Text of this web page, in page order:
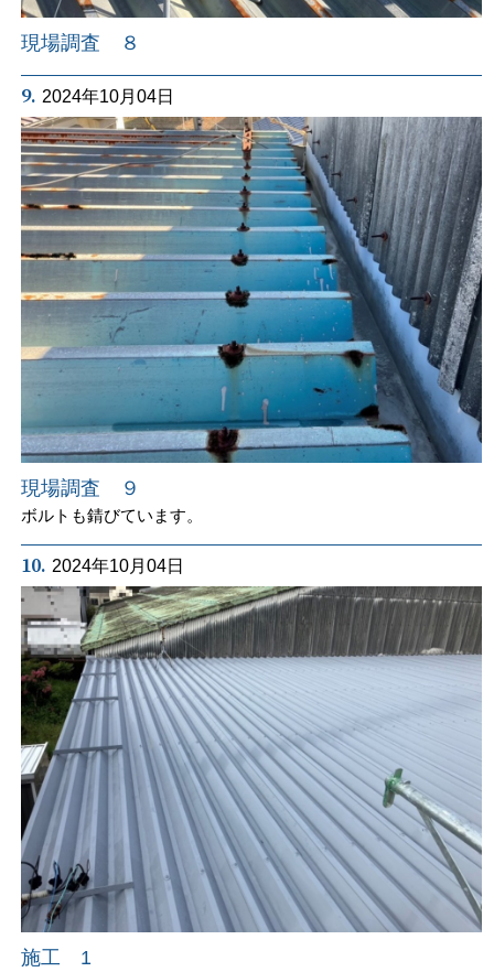
現場調査 ８
9. 2024年10月04日
現場調査 ９
ボルトも錆びています。
10. 2024年10月04日
施工 1